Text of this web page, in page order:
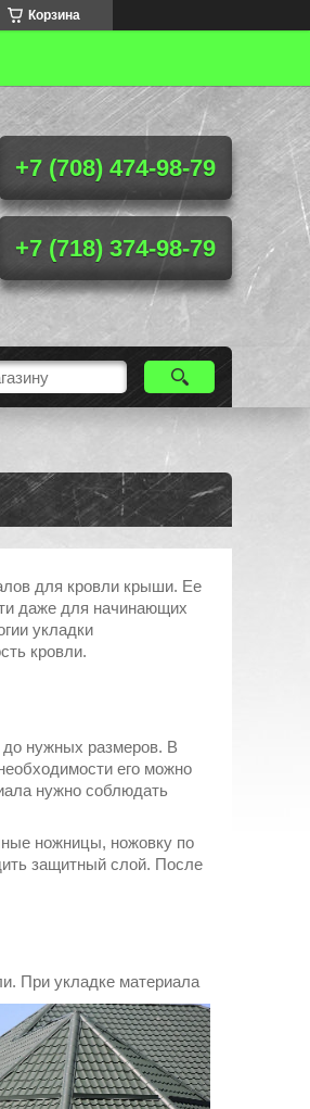
Корзина
+7 (708) 474-98-79
+7 (718) 374-98-79
для кровли крыши. Ее
даже для начинающих
укладки
кровли.
нужных размеров. В
его можно
нужно соблюдать
ножницы, ножовку по
защитный слой. После
При укладке материала